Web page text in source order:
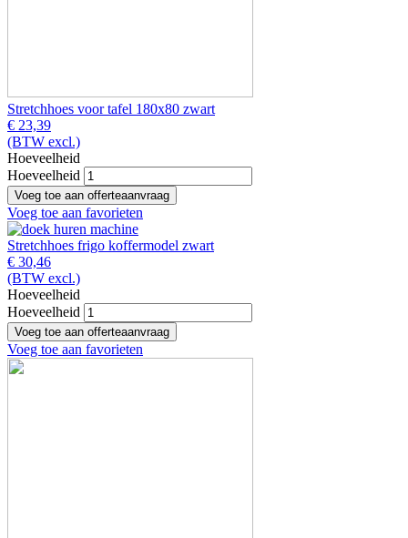
Stretchhoes voor tafel 180x80 zwart
€ 23,39
(BTW excl.)
Hoeveelheid
Hoeveelheid
Voeg toe aan favorieten
Stretchhoes frigo koffermodel zwart
€ 30,46
(BTW excl.)
Hoeveelheid
Hoeveelheid
Voeg toe aan favorieten